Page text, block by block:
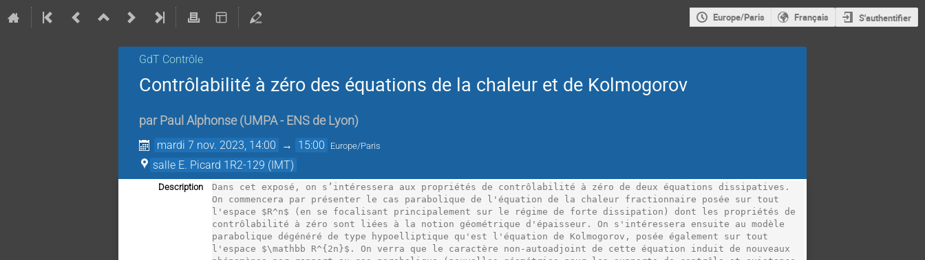
Europe/Paris Français S'authentifier
GdT Contrôle
Contrôlabilité à zéro des équations de la chaleur et de Kolmogorov
par Paul Alphonse (UMPA - ENS de Lyon)
mardi 7 nov. 2023, 14:00 → 15:00 Europe/Paris
salle E. Picard 1R2-129 (IMT)
Description
Dans cet exposé, on s’intéressera aux propriétés de contrôlabilité à zéro de deux équations dissipatives.
On commencera par présenter le cas parabolique de l'équation de la chaleur fractionnaire posée sur tout
l'espace $R^n$ (en se focalisant principalement sur le régime de forte dissipation) dont les propriétés de
contrôlabilité à zéro sont liées à la notion géométrique d'épaisseur. On s'intéressera ensuite au modèle
parabolique dégénéré de type hypoelliptique qu'est l'équation de Kolmogorov, posée également sur tout
l'espace $\mathbb R^{2n}$. On verra que le caractère non-autoadjoint de cette équation induit de nouveaux